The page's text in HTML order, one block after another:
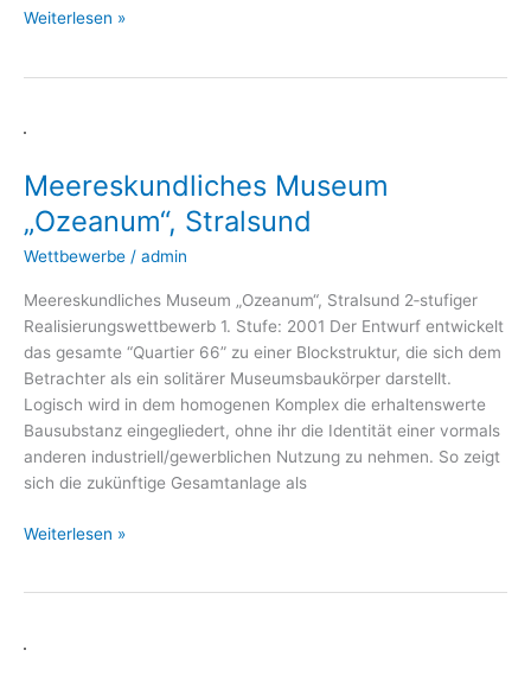
Weiterlesen »
Meereskundliches Museum
„Ozeanum“, Stralsund
Wettbewerbe / admin
Mee­res­kund­li­ches Muse­um „Oze­a­num“, Stral­sund 2‑stufiger
Rea­li­sie­rungs­wett­be­werb 1. Stu­fe: 2001 Der Ent­wurf ent­wi­ckelt
das gesam­te “Quar­tier 66” zu einer Block­struk­tur, die sich dem
Betrach­ter als ein soli­tä­rer Muse­ums­bau­kör­per dar­stellt.
Logisch wird in dem homo­ge­nen Kom­plex die erhal­tens­wer­te
Bau­sub­stanz ein­ge­glie­dert, ohne ihr die Iden­ti­tät einer vor­mals
ande­ren industriell/gewerblichen Nut­zung zu neh­men. So zeigt
sich die zukünf­ti­ge Gesamt­an­la­ge als
Meereskundliches
„Ozeanum“,
Stralsund
Weiterlesen »
Real-